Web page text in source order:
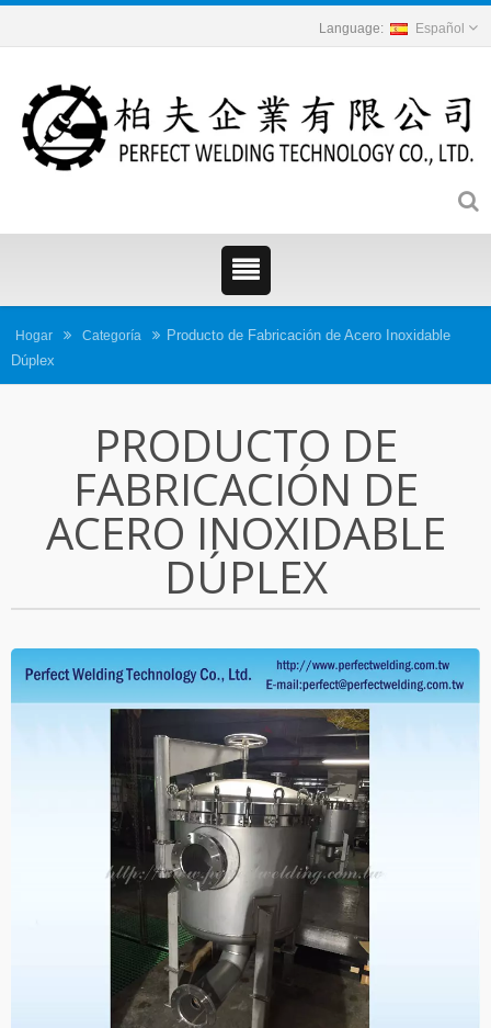
Español
Hogar Categoría
Producto de Fabricación de Acero Inoxidable
Dúplex
PRODUCTO DE
FABRICACIÓN DE
ACERO INOXIDABLE
DÚPLEX